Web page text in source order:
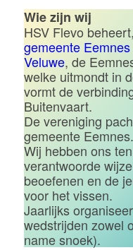
Wie zijn wij
HSV Flevo
gemeente Eemnes
Veluwe, de
welke uitmondt in
vormt de
Buitenvaart.
De vereniging
gemeente Eemnes.
Wij hebben ons
verantwoorde
beoefenen en de
voor het vissen.
Jaarlijks
wedstrijden zowel
name snoek).